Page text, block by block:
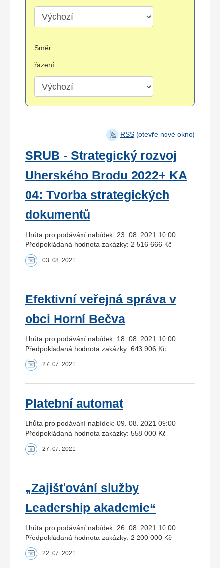
Směr
řazení:
RSS (otevře nové okno)
SRUB - Strategický rozvoj
Uherského Brodu 2022+ KA
04: Tvorba strategických
dokumentů
Lhůta pro podávání nabídek: 23. 08. 2021 10:00
Předpokládaná hodnota zakázky: 2 516 666 Kč
03. 08. 2021
Efektivní veřejná správa v
obci Horní Bečva
Lhůta pro podávání nabídek: 18. 08. 2021 10:00
Předpokládaná hodnota zakázky: 643 906 Kč
27. 07. 2021
Platební automat
Lhůta pro podávání nabídek: 09. 08. 2021 09:00
Předpokládaná hodnota zakázky: 558 000 Kč
27. 07. 2021
„Zajišťování služby
Leadership akademie“
Lhůta pro podávání nabídek: 26. 08. 2021 10:00
Předpokládaná hodnota zakázky: 2 200 000 Kč
22. 07. 2021